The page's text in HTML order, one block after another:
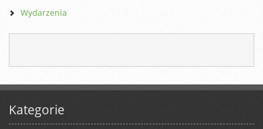
Wydarzenia
Kategorie